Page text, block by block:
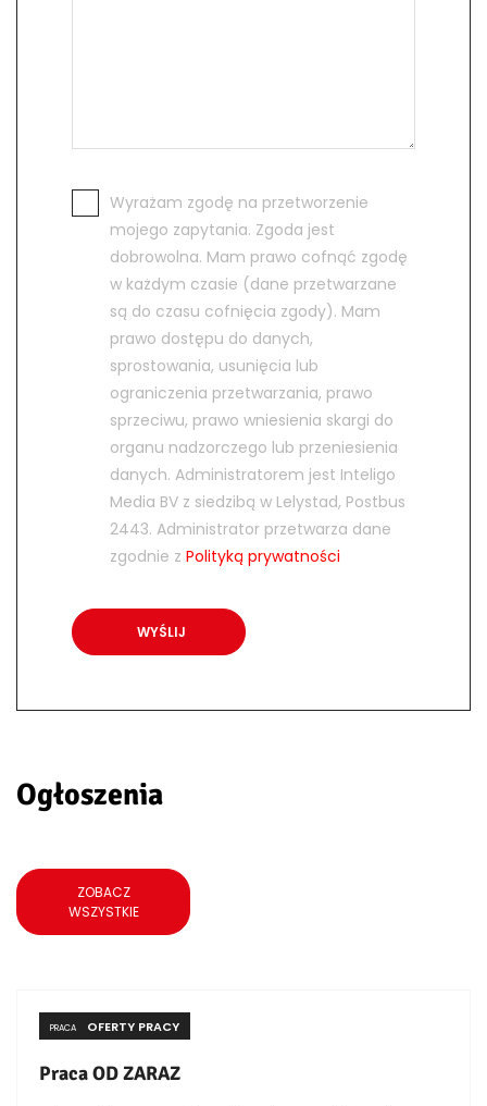
Wyrażam zgodę na przetworzenie
mojego zapytania. Zgoda jest
dobrowolna. Mam prawo cofnąć zgodę
w każdym czasie (dane przetwarzane
są do czasu cofnięcia zgody). Mam
prawo dostępu do danych,
sprostowania, usunięcia lub
ograniczenia przetwarzania, prawo
sprzeciwu, prawo wniesienia skargi do
organu nadzorczego lub przeniesienia
danych. Administratorem jest Inteligo
Media BV z siedzibą w Lelystad, Postbus
2443. Administrator przetwarza dane
zgodnie z Polityką prywatności
Ogłoszenia
ZOBACZ
WSZYSTKIE
PRACA OFERTY PRACY
Praca OD ZARAZ